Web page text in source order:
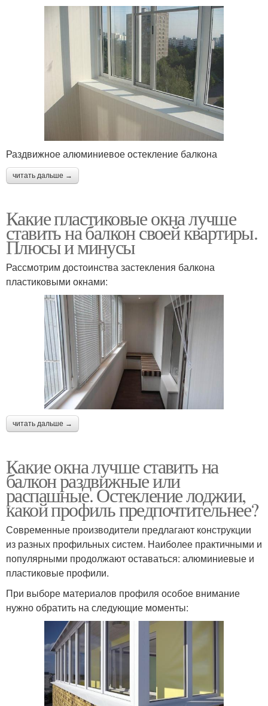
Раздвижное алюминиевое остекление балкона
читать дальше →
Какие пластиковые окна лучше
ставить на балкон своей квартиры.
Плюсы и минусы
Рассмотрим достоинства застекления балкона
пластиковыми окнами:
читать дальше →
Какие окна лучше ставить на
балкон раздвижные или
распашные. Остекление лоджии,
какой профиль предпочтительнее?
Современные производители предлагают конструкции
из разных профильных систем. Наиболее практичными и
популярными продолжают оставаться: алюминиевые и
пластиковые профили.
При выборе материалов профиля особое внимание
нужно обратить на следующие моменты: